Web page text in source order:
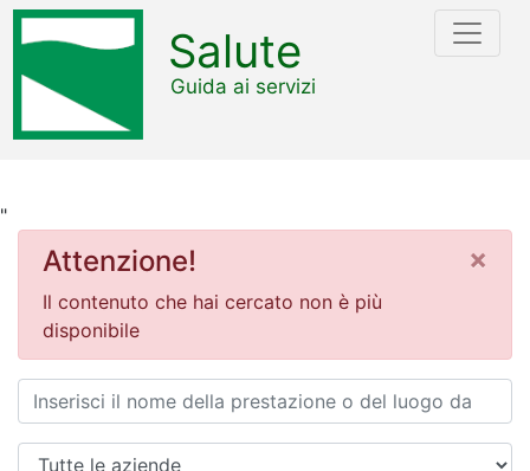
"
Salute
Guida ai servizi
×
Attenzione!
Il contenuto che hai cercato non è più
disponibile
Ricerca
Azienda